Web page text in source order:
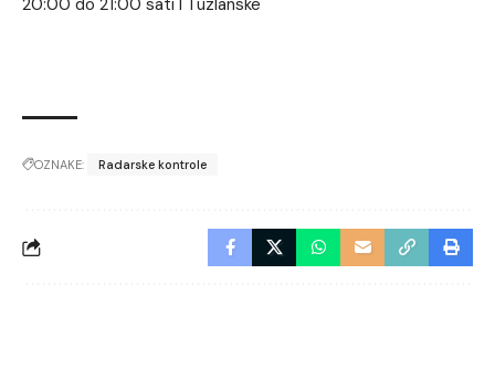
OZNAKE: Radarske kontrole